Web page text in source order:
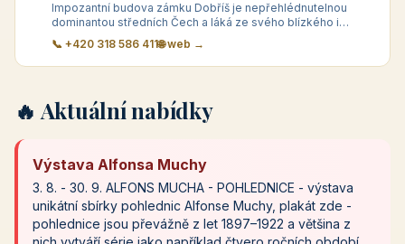
Impozantní budova zámku Dobříš je nepřehlédnutelnou
dominantou středních Čech a láká ze svého blízkého i
vzdálen&eacute
📞 +420 318 586 411🌐 web →
🔥 Aktuální nabídky
Výstava Alfonsa Muchy
3. 8. - 30. 9. ALFONS MUCHA - POHLEDNICE - výstava
unikátní sbírky pohlednic Alfonse Muchy, plakát zde -
pohlednice jsou převážně z let 1897–1922 a většina z